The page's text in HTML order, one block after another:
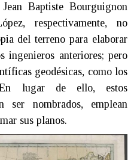
Baptiste Bourguignon
respectivamente, no
del terreno para elaborar
ingenieros anteriores; pero
geodésicas, como los
En lugar de ello, estos
ser nombrados, emplean
sus planos.